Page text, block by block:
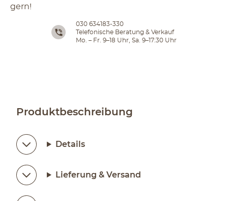
gern!
030 634183-330
Telefonische Beratung & Verkauf
Mo. – Fr. 9–18 Uhr, Sa. 9–17:30 Uhr
Produktbeschreibung
Details
Lieferung & Versand